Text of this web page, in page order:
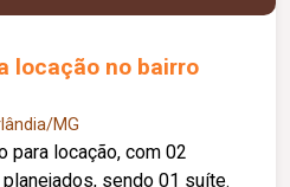
locação no bairro
MG
para locação, com 02
sendo 01 suíte.